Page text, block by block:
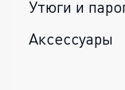
Утюги и
Аксессуары